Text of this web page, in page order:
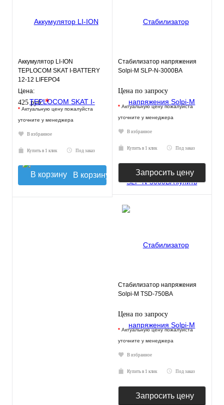
Аккумулятор LI-ION
TEPLOCOM SKAT I-BATTERY
12-12 LIFEPO4
Цена:
425 руб.*
* Актуальную цену пожалуйста
уточните у менеджера
В избранное
Купить в 1 клик Под заказ
В корзину
Стабилизатор напряжения
Solpi-M SLP-N-3000BA
Цена по запросу
* Актуальную цену пожалуйста
уточните у менеджера
В избранное
Купить в 1 клик Под заказ
Запросить цену
Стабилизатор напряжения
Solpi-M TSD-750ВА
Цена по запросу
* Актуальную цену пожалуйста
уточните у менеджера
В избранное
Купить в 1 клик Под заказ
Запросить цену